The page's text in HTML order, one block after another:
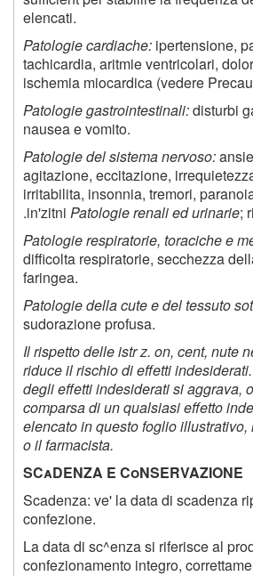
elencati.
Patologie cardiache: ipertensione,
tachicardia, aritmie ventricolari,
ischemia miocardica (vedere
Patologie gastrointestinali:disturbi
nausea e vomito.
Patologie del sistema nervoso:
agitazione, eccitazione,
irritabilita, insonnia, tremori,
.in'zitni Patologie renali ed urinarie;
Patologie respiratorie, toraciche e
difficolta respiratorie, secchezza
faringea.
Patologie della cute e del tessuto
sudorazione profusa.
Il rispetto delle istr z. on, cent, nute
riduce il rischio di effetti
degli effetti indesiderati si aggrava,
comparsa di un qualsiasi effetto
elencato in questo foglio
o il farmacista.
SCaDENZA E CoNSERVAZIONE
Scadenza: ve' la data di scadenza
confezione.
La data di sc^enza si riferisce al
confezionamento integro,